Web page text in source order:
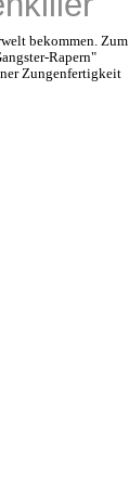
bekommen. Zum
Rapern"
Zungenfertigkeit